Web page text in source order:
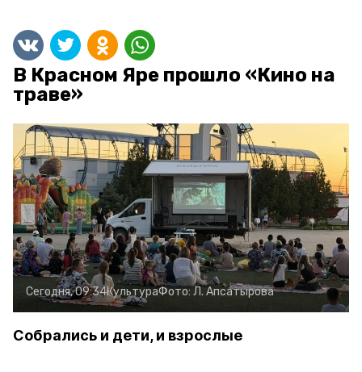
В Красном Яре прошло «Кино на
траве»
Сегодня, 09:34КультураФото:Л. Апсатырова
Собрались и дети, и взрослые